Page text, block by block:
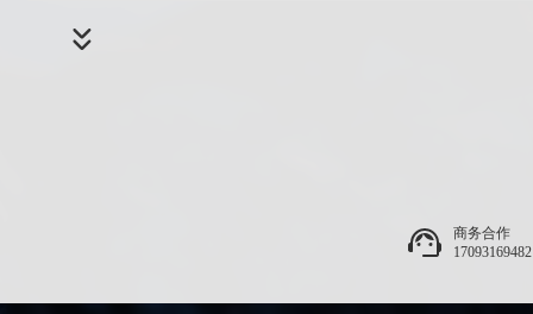
商务合作
17093169482